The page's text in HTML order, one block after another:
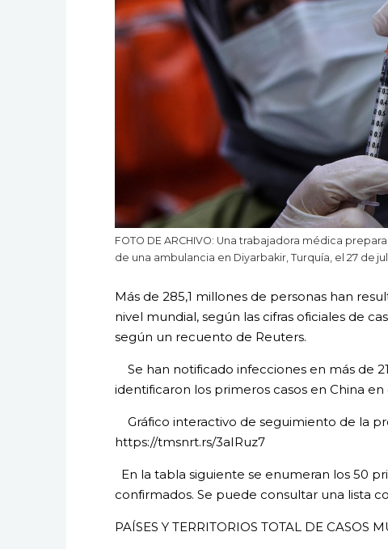
FOTO DE ARCHIVO: Una trabajadora médica
de una ambulancia en Diyarbakir, Turquía, el 27 de
Más de 285,1 millones de personas han
nivel mundial, según las cifras oficiales de
según un recuento de Reuters.
Se han notificado infecciones en más de
identificaron los primeros casos en China en
Gráfico interactivo de seguimiento de la
https://tmsnrt.rs/3aIRuz7
En la tabla siguiente se enumeran los 50
confirmados. Se puede consultar una lista
PAÍSES Y TERRITORIOS TOTAL DE CASOS